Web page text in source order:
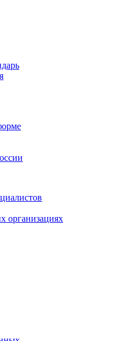
организациях